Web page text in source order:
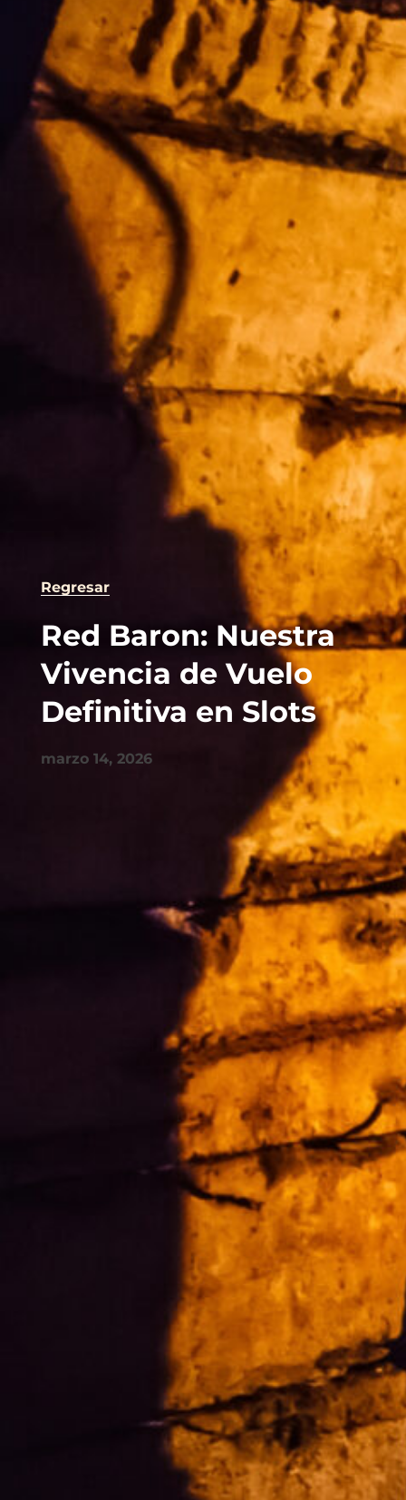
Regresar
Red Baron: Nuestra
Vivencia de Vuelo
Definitiva en Slots
marzo 14, 2026